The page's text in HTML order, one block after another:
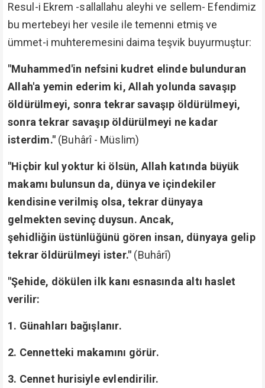
Resul-i Ekrem -sallallahu aleyhi ve sellem- Efendimiz
bu mertebeyi her vesile ile temenni etmiş ve
ümmet-i muhteremesini daima teşvik buyurmuştur:
"Muhammed'in nefsini kudret elinde bulunduran
Allah'a yemin ederim ki, Allah yolunda savaşıp
öldürülmeyi, sonra tekrar savaşıp öldürülmeyi,
sonra tekrar savaşıp öldürülmeyi ne kadar
isterdim." (Buhârî - Müslim)
"Hiçbir kul yoktur ki ölsün, Allah katında büyük
makamı bulunsun da, dünya ve içindekiler
kendisine verilmiş olsa, tekrar dünyaya
gelmekten sevinç duysun. Ancak,
şehidliğin üstünlüğünü gören insan, dünyaya gelip
tekrar öldürülmeyi ister." (Buhârî)
"Şehide, dökülen ilk kanı esnasında altı haslet
verilir:
1. Günahları bağışlanır.
2. Cennetteki makamını görür.
3. Cennet hurisiyle evlendirilir.